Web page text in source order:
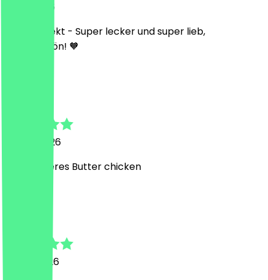
8. Juli 2026
Alles perfekt - Super lecker und super lieb,
Dankeschön! 🧡
19. Juni 2026
Sehr leckeres Butter chicken
4. Juni 2026